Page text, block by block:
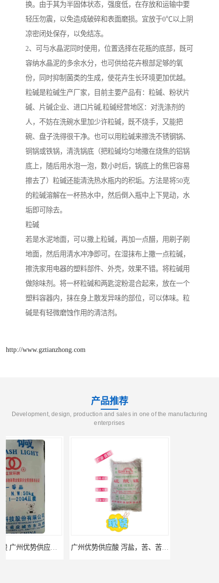
换。由于其为半固体状态，强度低，在存放和运输中要
轻压勿震，以免造成破碎和表面磨损。宜放于0℃以上阴
凉密闭处保存，以免结冻。
2、可与水晶泥同时使用，位置选择在花瓶的底部，既可
容纳水晶泥的多余水分，也可供给花卉根部足够的氧
份，同时抑制菌类的生成，使花卉生长环境更加优越。
粒碱是粒碱生产厂家，目前主要产品有：粒碱、粉状片
碱、片碱企业、进口片碱,粒碱经营地区：对洗涤剂的
人，不妨在洗碗水里加少许粒碱，既不烧手，又能把
碗、盘子洗得很干净。也可以用粒碱来擦洗不锈钢锅、
铜锅或铁锅，清洗锅底（把粒碱均匀地撒在烧焦的铝锅
底上，随后用水泡一泡，数小时后，锅底上的焦巴容易
擦去了）粒碱还能清洗热水瓶内的积垢。方法是将50克
的粒碱溶解在一杯热水中，然后倒入瓶中上下晃动，水
垢即可除去。
粒碱
若是水泥地面，可以撒上粒碱，再加一点醋，用刷子刷
地面，然后用清水冲净即可。在湿抹布上撒一点粒碱，
擦洗家用电器的塑料部件、外壳，效果不错。将粒碱用
做除味剂。将一杯粒碱和两匙淀粉混合起来，放在一个
塑料容器内，抹在身上散发异味的部位，可以体味。粒
碱是有轻微磨蚀作用的清洁剂。
http://www.gztianzhong.com
产品推荐
Development, design, production and sales in one of the manufacturing
enterprises
广州优势供应酸 泻盐，苦、苦盐、泻利盐 七水酸